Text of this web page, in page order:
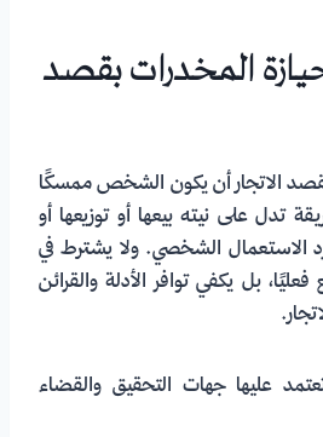
المخدرات بقصد
الاتجار أن يكون الشخص ممسكًا
تدل على نيته بيعها أو توزيعها أو
الاستعمال الشخصي. ولا يشترط في
بل يكفي توافر الأدلة والقرائن
عليها جهات التحقيق والقضاء